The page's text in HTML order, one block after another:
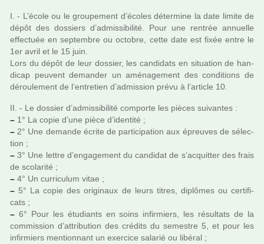
I. - L’école ou le grou­pe­ment d’écoles déter­mine la date limite de
dépôt des dos­siers d’admis­si­bi­lité. Pour une ren­trée annuelle
effec­tuée en sep­tem­bre ou octo­bre, cette date est fixée entre le
1er avril et le 15 juin.
Lors du dépôt de leur dos­sier, les can­di­dats en situa­tion de han­
di­cap peu­vent deman­der un amé­na­ge­ment des condi­tions de
dérou­le­ment de l’entre­tien d’admis­sion prévu à l’arti­cle 10.
II. - Le dos­sier d’admis­si­bi­lité com­porte les pièces sui­van­tes :
– 1° La copie d’une pièce d’iden­tité ;
– 2° Une demande écrite de par­ti­ci­pa­tion aux épreuves de sélec­
tion ;
– 3° Une lettre d’enga­ge­ment du can­di­dat de s’acquit­ter des frais
de sco­la­rité ;
– 4° Un cur­ri­cu­lum vitae ;
– 5° La copie des ori­gi­naux de leurs titres, diplô­mes ou cer­ti­fi­
cats ;
– 6° Pour les étudiants en soins infir­miers, les résul­tats de la
com­mis­sion d’attri­bu­tion des cré­dits du semes­tre 5, et pour les
infir­miers men­tion­nant un exer­cice sala­rié ou libé­ral ;